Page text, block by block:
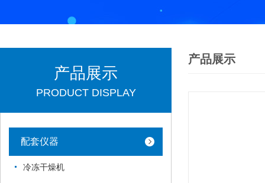
产品展示
PRODUCT DISPLAY
配套仪器
冷冻干燥机
产品展示